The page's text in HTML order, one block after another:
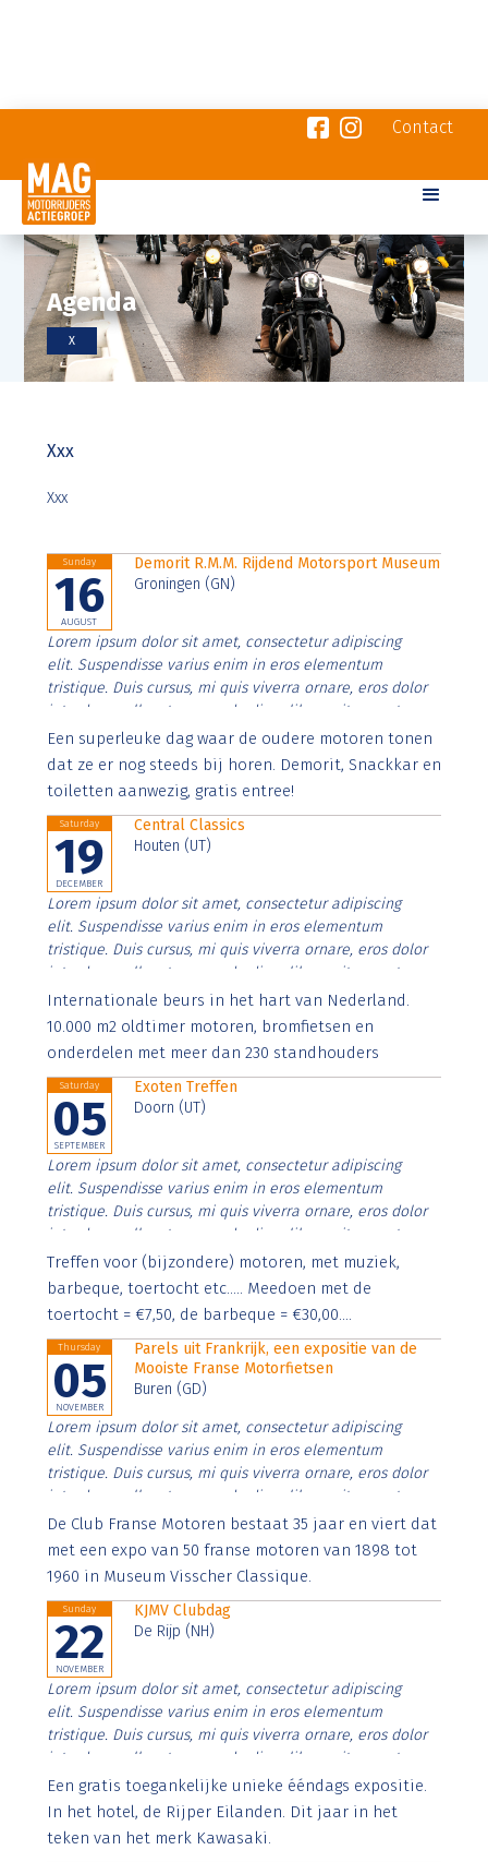
Contact
Agenda
X
Xxx
Xxx
Sunday
16
AUGUST
Demorit R.M.M. Rijdend Motorsport Museum
Groningen (GN)
Lorem ipsum dolor sit amet, consectetur adipiscing
elit. Suspendisse varius enim in eros elementum
tristique. Duis cursus, mi quis viverra ornare, eros dolor
interdum nulla, ut commodo diam libero vitae erat.
Aenean faucibus nibh et justo cursus id rutrum lorem
imperdiet. Nunc ut sem vitae risus tristique posuere.
Een superleuke dag waar de oudere motoren tonen
dat ze er nog steeds bij horen. Demorit, Snackkar en
toiletten aanwezig, gratis entree!
Saturday
19
DECEMBER
Central Classics
Houten (UT)
Lorem ipsum dolor sit amet, consectetur adipiscing
elit. Suspendisse varius enim in eros elementum
tristique. Duis cursus, mi quis viverra ornare, eros dolor
interdum nulla, ut commodo diam libero vitae erat.
Aenean faucibus nibh et justo cursus id rutrum lorem
imperdiet. Nunc ut sem vitae risus tristique posuere.
Internationale beurs in het hart van Nederland.
10.000 m2 oldtimer motoren, bromfietsen en
onderdelen met meer dan 230 standhouders
Saturday
05
SEPTEMBER
Exoten Treffen
Doorn (UT)
Lorem ipsum dolor sit amet, consectetur adipiscing
elit. Suspendisse varius enim in eros elementum
tristique. Duis cursus, mi quis viverra ornare, eros dolor
interdum nulla, ut commodo diam libero vitae erat.
Aenean faucibus nibh et justo cursus id rutrum lorem
imperdiet. Nunc ut sem vitae risus tristique posuere.
Treffen voor (bijzondere) motoren, met muziek,
barbeque, toertocht etc..... Meedoen met de
toertocht = €7,50, de barbeque = €30,00....
Thursday
05
NOVEMBER
Parels uit Frankrijk, een expositie van de
Mooiste Franse Motorfietsen
Buren (GD)
Lorem ipsum dolor sit amet, consectetur adipiscing
elit. Suspendisse varius enim in eros elementum
tristique. Duis cursus, mi quis viverra ornare, eros dolor
interdum nulla, ut commodo diam libero vitae erat.
Aenean faucibus nibh et justo cursus id rutrum lorem
imperdiet. Nunc ut sem vitae risus tristique posuere.
De Club Franse Motoren bestaat 35 jaar en viert dat
met een expo van 50 franse motoren van 1898 tot
1960 in Museum Visscher Classique.
Sunday
22
NOVEMBER
KJMV Clubdag
De Rijp (NH)
Lorem ipsum dolor sit amet, consectetur adipiscing
elit. Suspendisse varius enim in eros elementum
tristique. Duis cursus, mi quis viverra ornare, eros dolor
interdum nulla, ut commodo diam libero vitae erat.
Aenean faucibus nibh et justo cursus id rutrum lorem
imperdiet. Nunc ut sem vitae risus tristique posuere.
Een gratis toegankelijke unieke ééndags expositie.
In het hotel, de Rijper Eilanden. Dit jaar in het
teken van het merk Kawasaki.